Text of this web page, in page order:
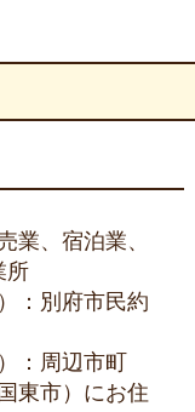
業、宿泊業、
所
：別府市民約
：周辺市町
東市）にお住